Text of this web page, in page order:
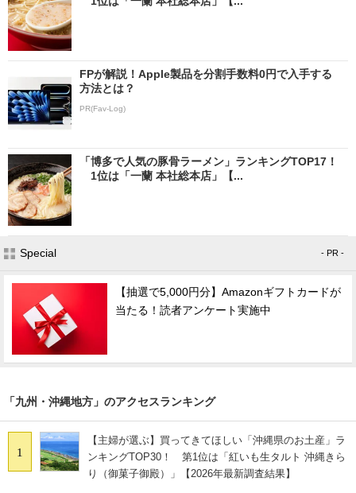
FPが解説！Apple製品を分割手数料0円で入手する
方法とは？
PR(Fav-Log)
「博多で人気の豚骨ラーメン」ランキングTOP17！
1位は「一蘭 本社総本店」【...
Special - PR -
【抽選で5,000円分】Amazonギフトカードが
当たる！読者アンケート実施中
「九州・沖縄地方」のアクセスランキング
1
【主婦が選ぶ】買ってきてほしい「沖縄県のお土産」ラ
ンキングTOP30！ 第1位は「紅いも生タルト 沖縄きら
り（御菓子御殿）」【2026年最新調査結果】